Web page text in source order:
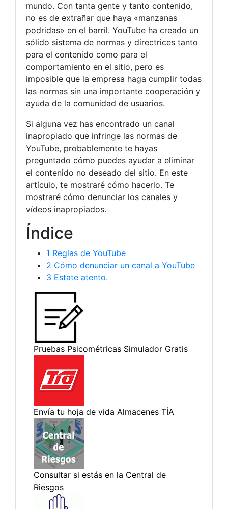
mundo. Con tanta gente y tanto contenido,
no es de extrañar que haya «manzanas
podridas» en el barril. YouTube ha creado un
sólido sistema de normas y directrices tanto
para el contenido como para el
comportamiento en el sitio, pero es
imposible que la empresa haga cumplir todas
las normas sin una importante cooperación y
ayuda de la comunidad de usuarios.
Si alguna vez has encontrado un canal
inapropiado que infringe las normas de
YouTube, probablemente te hayas
preguntado cómo puedes ayudar a eliminar
el contenido no deseado del sitio. En este
artículo, te mostraré cómo hacerlo. Te
mostraré cómo denunciar los canales y
vídeos inapropiados.
Índice
1 Reglas de YouTube
2 Cómo denunciar un canal a YouTube
3 Estate atento.